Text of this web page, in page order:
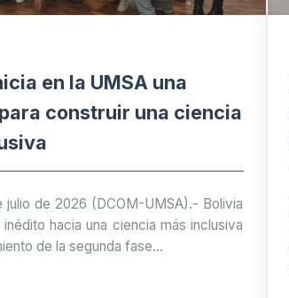
en la UMSA una
construir una ciencia
julio de 2026 (DCOM-UMSA).- Bolivia
hacia una ciencia más inclusiva
de la segunda fase...